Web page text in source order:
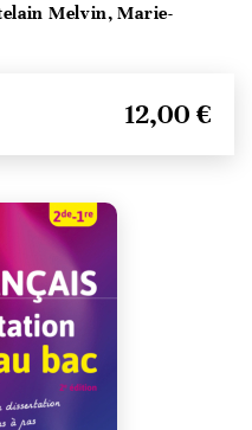
Melvin, Marie-
12,00 €